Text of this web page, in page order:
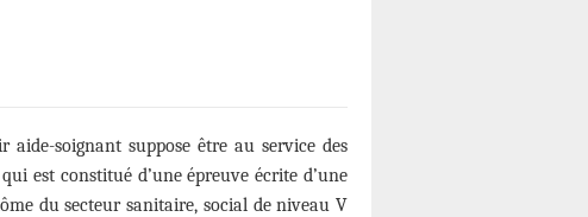
soignant suppose être au service des
est constitué d’une épreuve écrite d’une
du secteur sanitaire, social de niveau V